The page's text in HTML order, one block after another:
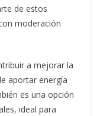
de estos
moderación
a mejorar la
aportar energía
es una opción
ideal para